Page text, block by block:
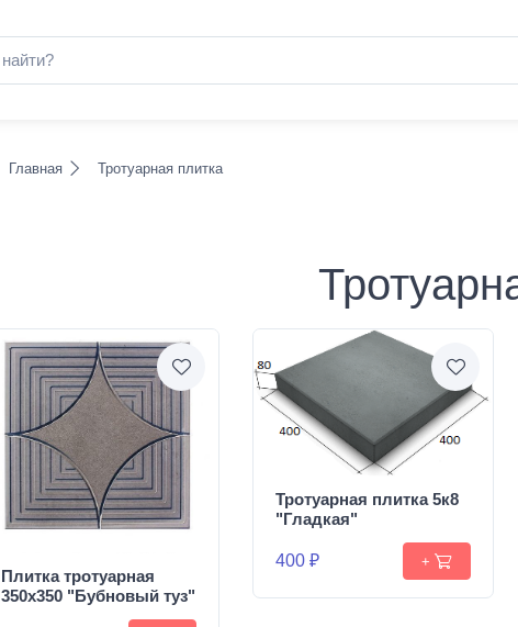
Главная Тротуарная плитка
Плитка тротуарная
350х350 "Бубновый туз"
Тротуарная плитка 5к8
"Гладкая"
400 ₽ +